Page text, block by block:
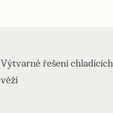
Výtvarné řešení chladících
věží